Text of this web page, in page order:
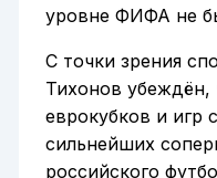
уровне ФИФА не
С точки зрения
Тихонов убеждён,
еврокубков и игр
сильнейших
российского